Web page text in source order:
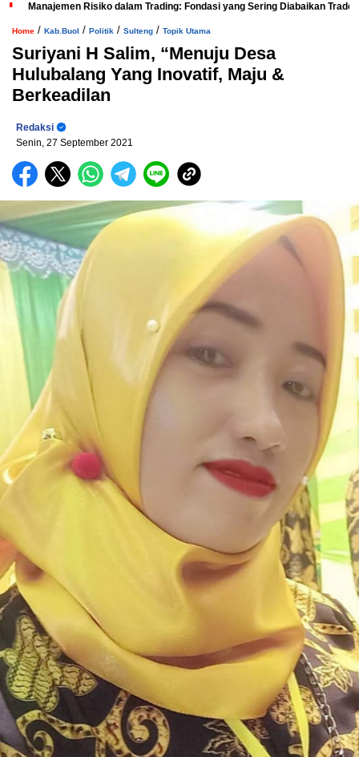
Manajemen Risiko dalam Trading: Fondasi yang Sering Diabaikan
Home / Kab.Buol / Politik / Sulteng / Topik Utama
Suriyani H Salim, “Menuju Desa
Hulubalang Yang Inovatif, Maju &
Berkeadilan
Redaksi
Senin, 27 September 2021